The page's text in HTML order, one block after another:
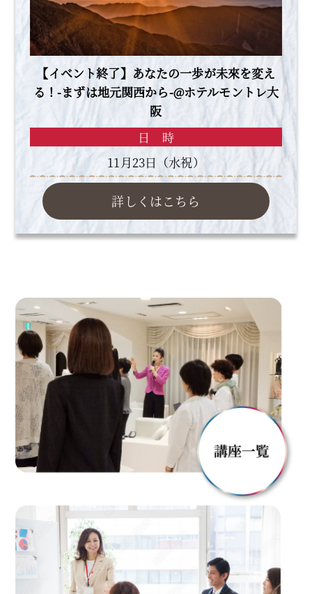
【イベント終了】あなたの一歩が未來を変え
る！-まずは地元関西から-@ホテルモントレ大
阪
日 時
11月23日（水祝）
詳しくはこちら